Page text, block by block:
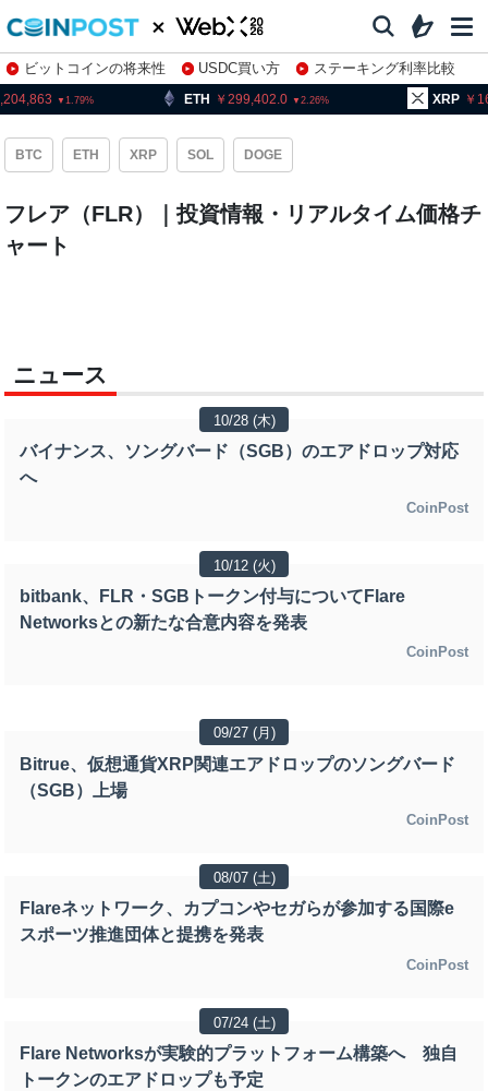
ビットコインの将来性 USDC買い方
ステーキング利率比較
株特集・関連銘柄
1.79 ETH 299,402.0 2.26 XRP
BTC ETH XRP SOL DOGE
フレア（FLR）｜投資情報・リアルタイム価格チ
ャート
ニュース
10/28 (木)
バイナンス、ソングバード（SGB）のエアドロップ対応
へ
CoinPost
10/12 (火)
bitbank、FLR・SGBトークン付与についてFlare
Networksとの新たな合意内容を発表
CoinPost
09/27 (月)
Bitrue、仮想通貨XRP関連エアドロップのソングバード
（SGB）上場
CoinPost
08/07 (土)
Flareネットワーク、カプコンやセガらが参加する国際e
スポーツ推進団体と提携を発表
CoinPost
07/24 (土)
Flare Networksが実験的プラットフォーム構築へ 独自
トークンのエアドロップも予定